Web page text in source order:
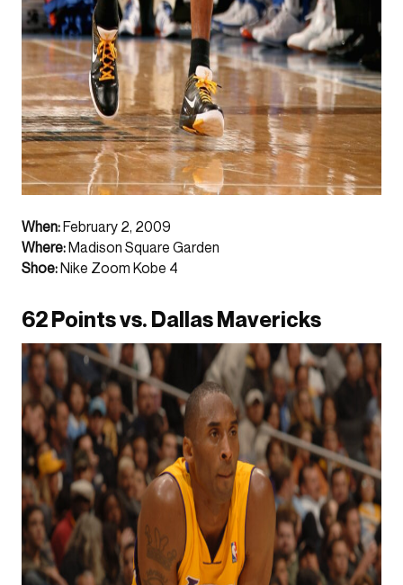
When:February 2, 2009
Where:Madison Square Garden
Shoe:Nike Zoom Kobe 4
62 Points vs. Dallas Mavericks